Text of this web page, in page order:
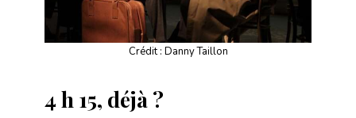
Crédit : Danny Taillon
4 h 15, déjà ?